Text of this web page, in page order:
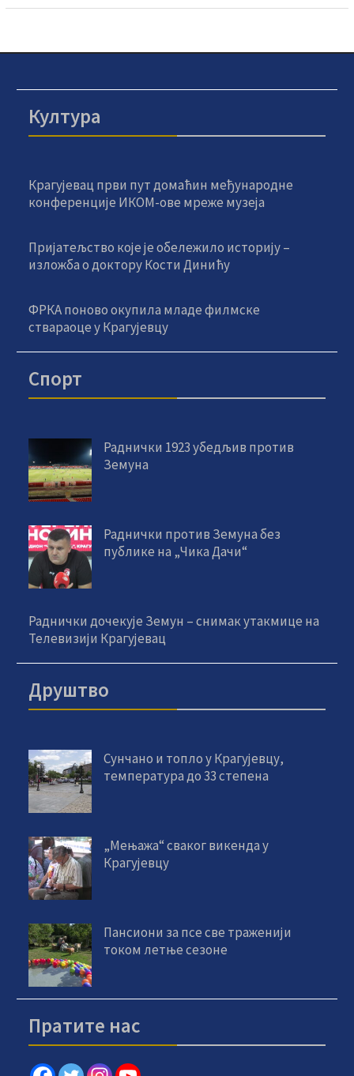
Култура
Крагујевац први пут домаћин међународне
конференције ИКОМ-ове мреже музеја
Пријатељство које је обележило историју –
изложба о доктору Кости Динићу
ФРКА поново окупила младе филмске
ствараоце у Крагујевцу
Спорт
Раднички 1923 убедљив против
Земуна
Раднички против Земуна без
публике на „Чика Дачи“
Раднички дочекује Земун – снимак утакмице на
Телевизији Крагујевац
Друштво
Сунчано и топло у Крагујевцу,
температура до 33 степена
„Мењажа“ сваког викенда у
Крагујевцу
Пансиони за псе све траженији
током летње сезоне
Пратите нас